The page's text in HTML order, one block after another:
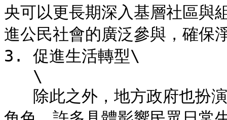
央可以更長期深入基層社區與
進公民社會的廣泛參與，確保
3. 促進生活轉型\